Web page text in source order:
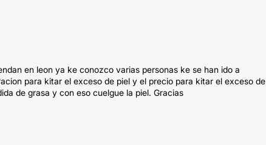
en leon ya ke conozco varias personas ke se han ido a
para kitar el exceso de piel y el precio para kitar el exceso de
de grasa y con eso cuelgue la piel. Gracias